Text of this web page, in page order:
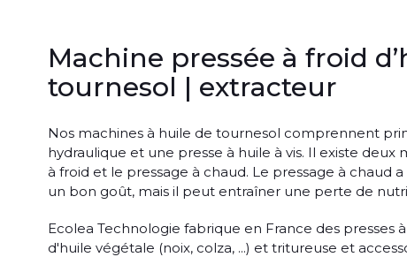
Machine pressée à froid
tournesol | extracteur
Nos machines à huile de tournesol comprennent
hydraulique et une presse à huile à vis. Il existe deux
à froid et le pressage à chaud. Le pressage à chaud
un bon goût, mais il peut entraîner une perte de
Ecolea Technologie fabrique en France des presses
d'huile végétale (noix, colza, ...) et tritureuse et